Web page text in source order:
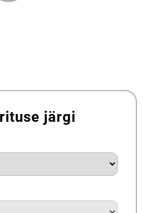
järgi